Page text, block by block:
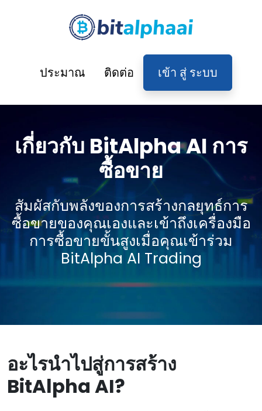
ประมาณ ติดต่อ เข้า สู่ ระบบ
เกี่ยวกับ BitAlpha AI การ
ซื้อขาย
สัมผัสกับพลังของการสร้างกลยุทธ์การ
ซื้อขายของคุณเองและเข้าถึงเครื่องมือ
การซื้อขายขั้นสูงเมื่อคุณเข้าร่วม
BitAlpha AI Trading
อะไรนําไปสู่การสร้าง
BitAlpha AI?